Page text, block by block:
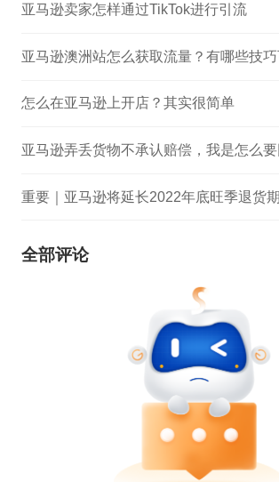
亚马逊卖家怎样通过TikTok进行引流
怎么在亚马逊上开店？其实很简单
亚马逊弄丢货物不承认赔偿，我是怎么
重要｜亚马逊将延长2022年底旺季退货期
全部评论